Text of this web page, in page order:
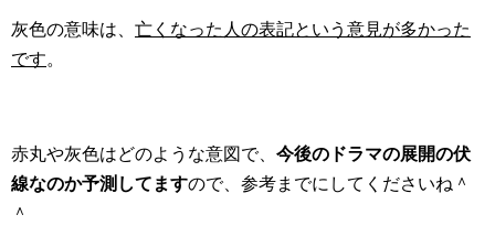
灰色の意味は、 亡くなった人の表記という意見が多かった
です。
赤丸や灰色はどのような意図で、 今後のドラマの展開の伏
線なのか予測してますので、参考までにしてくださいね＾
＾